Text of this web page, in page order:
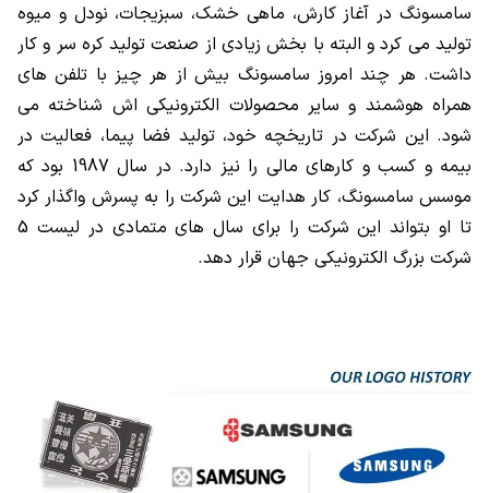
سامسونگ در آغاز کارش، ماهی خشک، سبزیجات، نودل و میوه
تولید می کرد و البته با بخش زیادی از صنعت تولید کره سر و کار
داشت. هر چند امروز سامسونگ بیش از هر چیز با تلفن های
همراه هوشمند و سایر محصولات الکترونیکی اش شناخته می
شود. این شرکت در تاریخچه خود، تولید فضا پیما، فعالیت در
بیمه و کسب و کارهای مالی را نیز دارد. در سال 1987 بود که
موسس سامسونگ، کار هدایت این شرکت را به پسرش واگذار کرد
تا او بتواند این شرکت را برای سال های متمادی در لیست 5
شرکت بزرگ الکترونیکی جهان قرار دهد.